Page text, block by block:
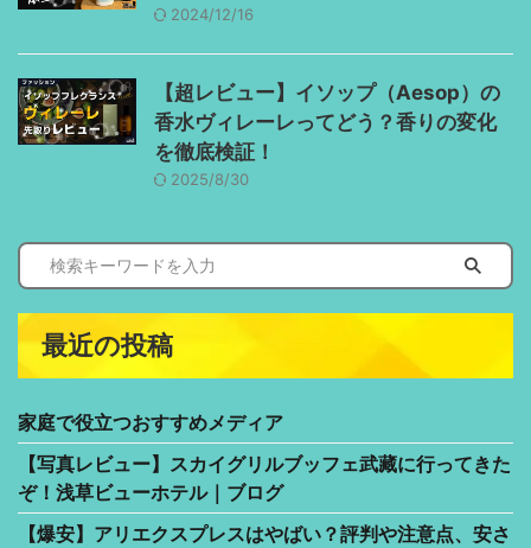
2024/12/16
【超レビュー】イソップ（Aesop）の
香水ヴィレーレってどう？香りの変化
を徹底検証！
2025/8/30
最近の投稿
家庭で役立つおすすめメディア
【写真レビュー】スカイグリルブッフェ武藏に行ってきた
ぞ！浅草ビューホテル｜ブログ
【爆安】アリエクスプレスはやばい？評判や注意点、安さ